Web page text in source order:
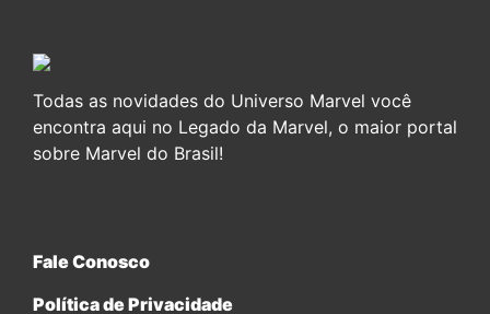
Todas as novidades do Universo Marvel você
encontra aqui no Legado da Marvel, o maior portal
sobre Marvel do Brasil!
Fale Conosco
Política de Privacidade